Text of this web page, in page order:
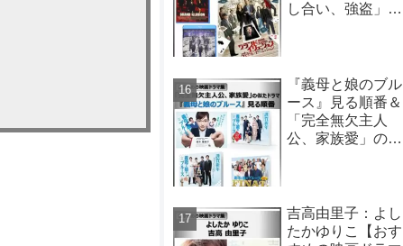
し合い、強盗」の
『義母と娘のブル
ース』見る順番＆
「完全無欠主人
公、家族愛」の似
吉高由里子：よし
たかゆりこ【おす